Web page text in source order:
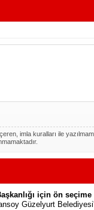
imla kuralları ile
için ön
Güzelyurt